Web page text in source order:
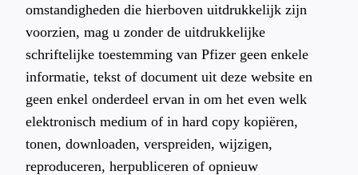
omstandigheden die hierboven uitdrukkelijk zijn
voorzien, mag u zonder de uitdrukkelijke
schriftelijke toestemming van Pfizer geen enkele
informatie, tekst of document uit deze website en
geen enkel onderdeel ervan in om het even welk
elektronisch medium of in hard copy kopiëren,
tonen, downloaden, verspreiden, wijzigen,
reproduceren, herpubliceren of opnieuw